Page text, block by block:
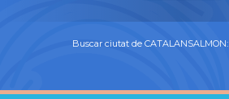
Buscar ciutat de CATALANSALMON: